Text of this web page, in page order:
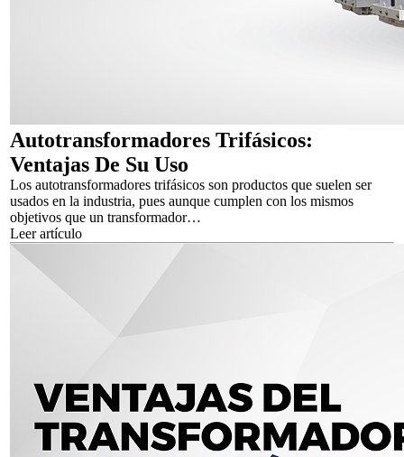
Autotransformadores Trifásicos:
Ventajas De Su Uso
Los autotransformadores trifásicos son productos que suelen ser
usados en la industria, pues aunque cumplen con los mismos
objetivos que un transformador…
Leer artículo